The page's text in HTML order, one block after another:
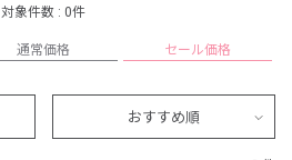
対象件数 : 0件
通常価格 セール価格
おすすめ順